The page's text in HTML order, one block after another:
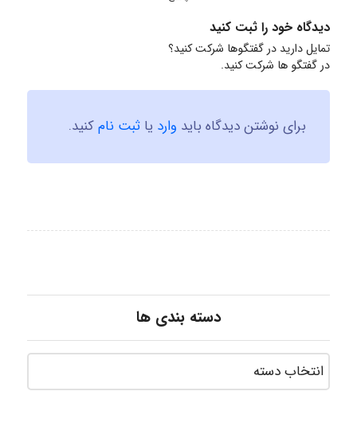
دیدگاه خود را ثبت کنید
تمایل دارید در گفتگوها شرکت کنید؟
در گفتگو ها شرکت کنید.
برای نوشتن دیدگاه باید وارد یا ثبت نامکنید.
دسته بندی ها